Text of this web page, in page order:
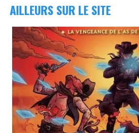
AILLEURS SUR LE SITE